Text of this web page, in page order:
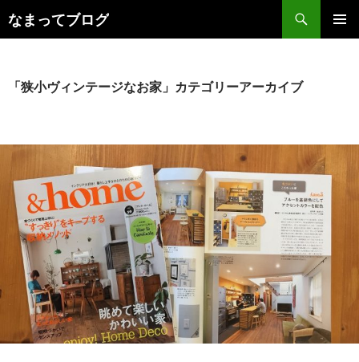
なまってブログ
索コ
ン
プ
「狭小ヴィンテージなお家」カテゴリーアーカイブ